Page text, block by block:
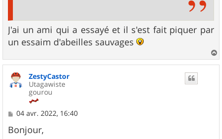
J'ai un ami qui a essayé et il s'est fait piquer par
un essaim d'abeilles sauvages
a
ZestyCastor
Utagawiste
gourou
M
s
s
04 avr. 2022, 16:40
Bonjour,